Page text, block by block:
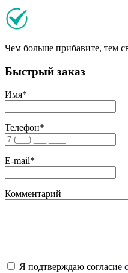
Чем больше прибавите, тем
Быстрый заказ
Имя*
Телефон*
E-mail*
Комментарий
Я подтверждаю согласие